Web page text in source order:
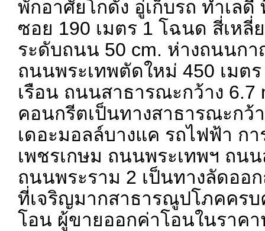
พักอาศัยโกดัง อู่เก็บรถ ทำเลดี
ซอย 190 เมตร 1 โฉนด สี่เห
ระดับถนน 50 cm. ห่างถนนก
ถนนพระเทพตัดใหม่ 450 เมต
เรือน ถนนสาธารณะกว้าง
คอนกรีตเป็นทางสาธารณะกว้
เดอะมอลล์บางแค รถไฟฟ้า ก
เพชรเกษม ถนนพระเทพฯ ถ
ถนนพระราม 2 เป็นทางลัดอ
ที่เจริญมากสาธารณูปโภคครบ
โอน ผู้ขายออกค่าโอนในราคา